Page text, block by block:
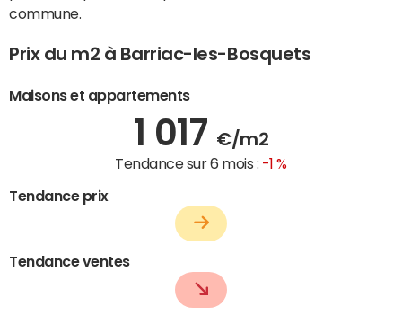
commune.
Prix du m2 à Barriac-les-Bosquets
Maisons et appartements
1 017 €/m2
Tendance sur 6 mois : -1 %
Tendance prix
Tendance ventes